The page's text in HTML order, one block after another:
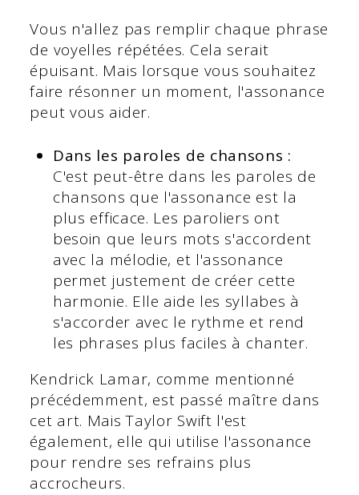
Vous n'allez pas remplir chaque phrase
de voyelles répétées. Cela serait
épuisant. Mais lorsque vous souhaitez
faire résonner un moment, l'assonance
peut vous aider.
Dans les paroles de chansons :
C'est peut-être dans les paroles de
chansons que l'assonance est la
plus efficace. Les paroliers ont
besoin que leurs mots s'accordent
avec la mélodie, et l'assonance
permet justement de créer cette
harmonie. Elle aide les syllabes à
s'accorder avec le rythme et rend
les phrases plus faciles à chanter.
Kendrick Lamar, comme mentionné
précédemment, est passé maître dans
cet art. Mais Taylor Swift l'est
également, elle qui utilise l'assonance
pour rendre ses refrains plus
accrocheurs.